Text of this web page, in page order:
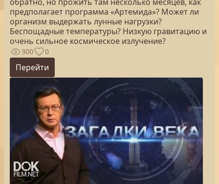
предполагает программа «Артемида»? Может ли
организм выдержать лунные нагрузки?
Беспощадные температуры? Низкую гравитацию и
очень сильное космическое излучение?
300 0
Перейти